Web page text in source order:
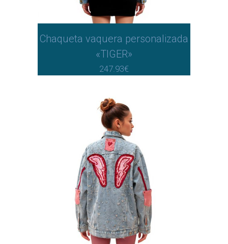
Chaqueta vaquera personalizada
«TIGER»
247.93€